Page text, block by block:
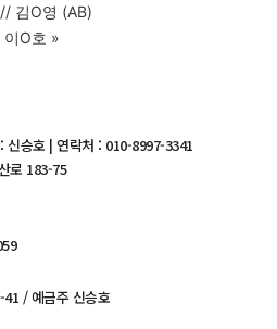
김O영 (AB)
O호 »
승호 | 연락처 : 010-8997-3341
로 183-75
/ 예금주 신승호